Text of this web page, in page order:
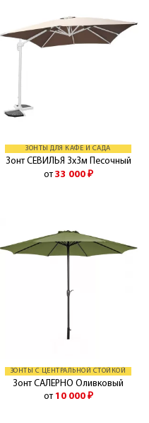
ЗОНТЫ ДЛЯ КАФЕ И САДА
Зонт СЕВИЛЬЯ 3х3м Песочный
от 33 000 ₽
ЗОНТЫ С ЦЕНТРАЛЬНОЙ СТОЙКОЙ
Зонт САЛЕРНО Оливковый
от 10 000 ₽